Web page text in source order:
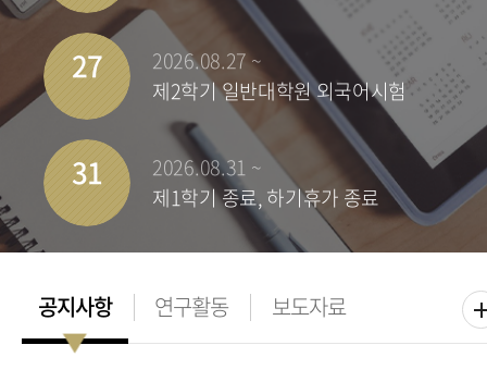
27
2026.08.27 ~
제2학기 일반대학원 외국어시험
31
2026.08.31 ~
제1학기 종료, 하기휴가 종료